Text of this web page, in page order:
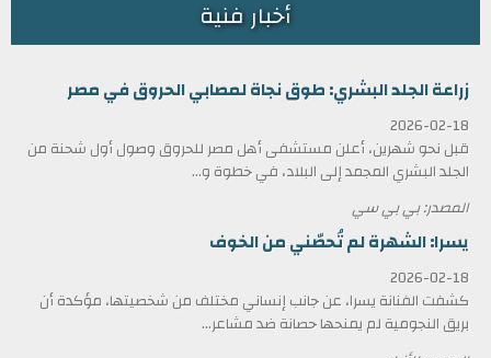
أخبار فنية
زراعة الجلد البشري: طوق نجاة لمصابي الحروق في مصر
2026-02-18
قبل نحو شهرين، أعلن مستشفى أهل مصر للحروق وصول أول شحنة من
الجلد البشري المجمد إلى البلاد، في خطوة و...
المصدر: بي بي سي
يسرا: الشهرة لم تُحصّني من الخوف
2026-02-18
كشفت الفنانة يسرا، عن جانب إنساني مختلف من شخصيتها، مؤكدة أن
بريق النجومية لم يمنحها حصانة ضد مشاعر...